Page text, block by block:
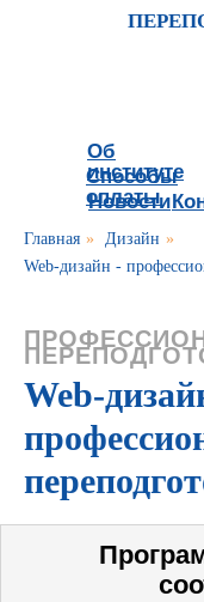
Об
институте
Способы
оплаты
Новости
Главная » Дизайн »
Web-дизайн -
Web-